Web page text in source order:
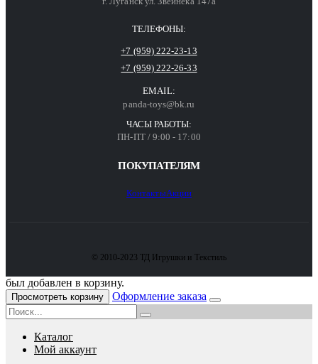
ТЕЛЕФОНЫ:
+7 (959) 222-23-13
+7 (959) 222-26-33
EMAIL:
panda-toys@bk.ru
ЧАСЫ РАБОТЫ:
ПН-ПТ / 9:00 - 17:00
ПОКУПАТЕЛЯМ
КонтактыАкции
© 2010-2023 ТД Игрушки и Текстиль
был добавлен в корзину.
Просмотреть корзину Оформление заказа
Каталог
Мой аккаунт